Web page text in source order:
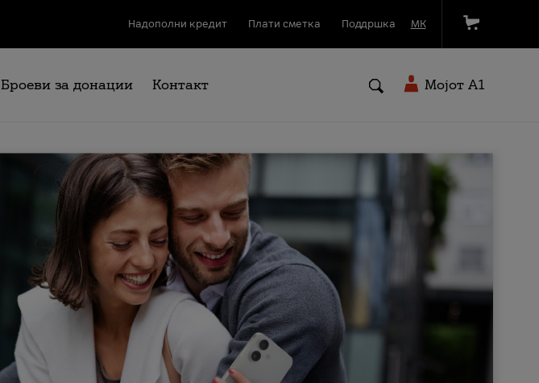
Надополни кредит Плати сметка Поддршка МК
Броеви за донации Контакт Мојот A1